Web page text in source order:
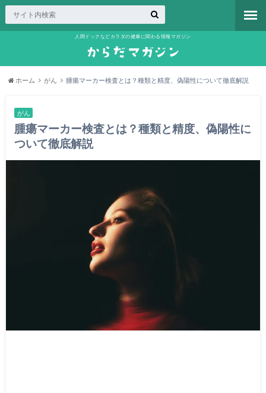
人間ドックなどカラダの健康に関わる情報マガジン
ホーム がん 腫瘍マーカー検査とは？種類と精度、偽陽性について徹底解説
がん
腫瘍マーカー検査とは？種類と精度、偽陽性に
ついて徹底解説